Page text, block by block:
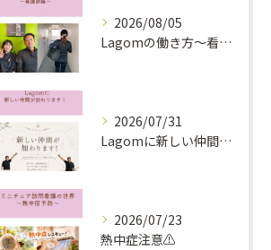
2026/08/05
Lagomの働き方〜看護師編〜
2026/07/31
Lagomに新しい仲間が加わります！
2026/07/23
熱中症注意⚠️